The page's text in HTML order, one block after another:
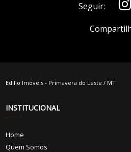
Seguir:
Edilio Imóveis - Primavera do Leste / MT
INSTITUCIONAL
Home
Quem Somos